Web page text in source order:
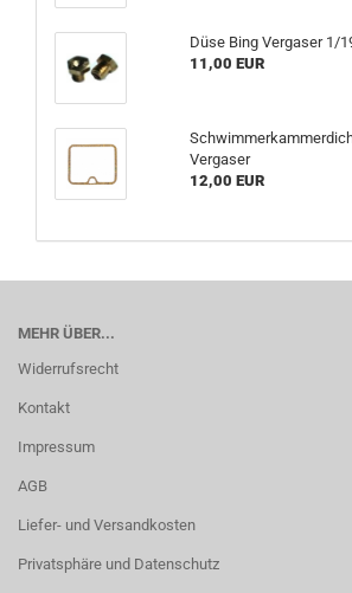
Düse Bing Vergaser 1/
11,00 EUR
Vergaser
12,00 EUR
MEHR ÜBER...
Widerrufsrecht
Kontakt
Impressum
AGB
Liefer- und Versandkosten
Privatsphäre und Datenschutz